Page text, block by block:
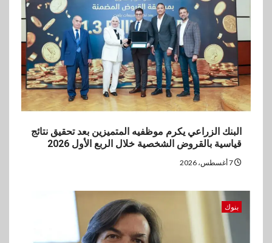
البنك الزراعي يكرم موظفيه المتميزين بعد تحقيق نتائج
قياسية بالقروض الشخصية خلال الربع الأول 2026
بنوك